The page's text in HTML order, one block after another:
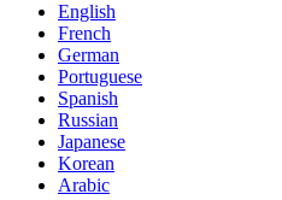
English
French
German
Portuguese
Spanish
Russian
Japanese
Korean
Arabic